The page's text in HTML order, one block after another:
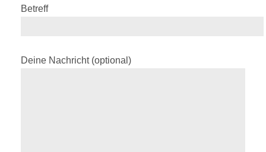
Betreff
Deine Nachricht (optional)